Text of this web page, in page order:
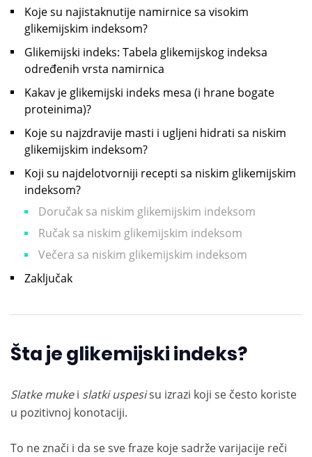
Koje su najistaknutije namirnice sa visokim
glikemijskim indeksom?
Glikemijski indeks: Tabela glikemijskog indeksa
određenih vrsta namirnica
Kakav je glikemijski indeks mesa (i hrane bogate
proteinima)?
Koje su najzdravije masti i ugljeni hidrati sa niskim
glikemijskim indeksom?
Koji su najdelotvorniji recepti sa niskim glikemijskim
indeksom?
Doručak sa niskim glikemijskim indeksom
Ručak sa niskim glikemijskim indeksom
Večera sa niskim glikemijskim indeksom
Zaključak
Šta je glikemijski indeks?
Slatke mukei slatki uspesisu izrazi koji se često koriste
u pozitivnoj konotaciji.
To ne znači i da se sve fraze koje sadrže varijacije reči